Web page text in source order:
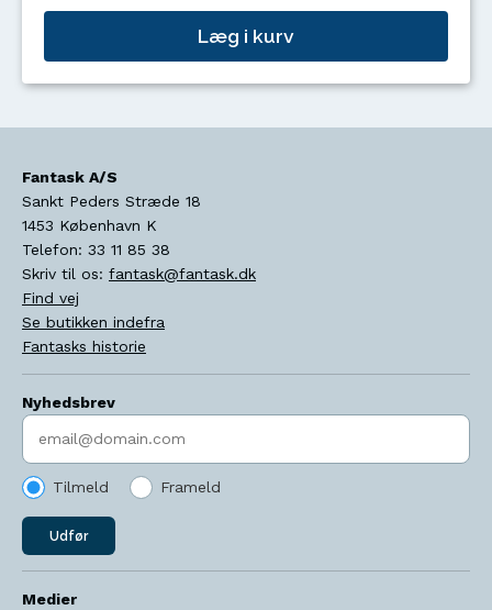
Læg i kurv
Fantask A/S
Sankt Peders Stræde 18
1453 København K
Telefon: 33 11 85 38
Skriv til os: fantask@fantask.dk
Find vej
Se butikken indefra
Fantasks historie
Nyhedsbrev
Indtast søgeord
Tilmeld Frameld
Udfør
Medier